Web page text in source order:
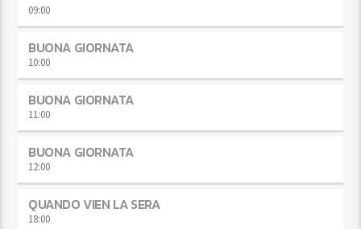
09:00
BUONA GIORNATA
10:00
BUONA GIORNATA
11:00
BUONA GIORNATA
12:00
QUANDO VIEN LA SERA
18:00